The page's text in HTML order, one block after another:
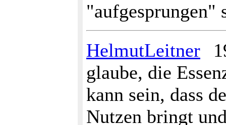
"aufgesprungen"
HelmutLeitner
glaube, die
kann sein, dass
Nutzen bringt